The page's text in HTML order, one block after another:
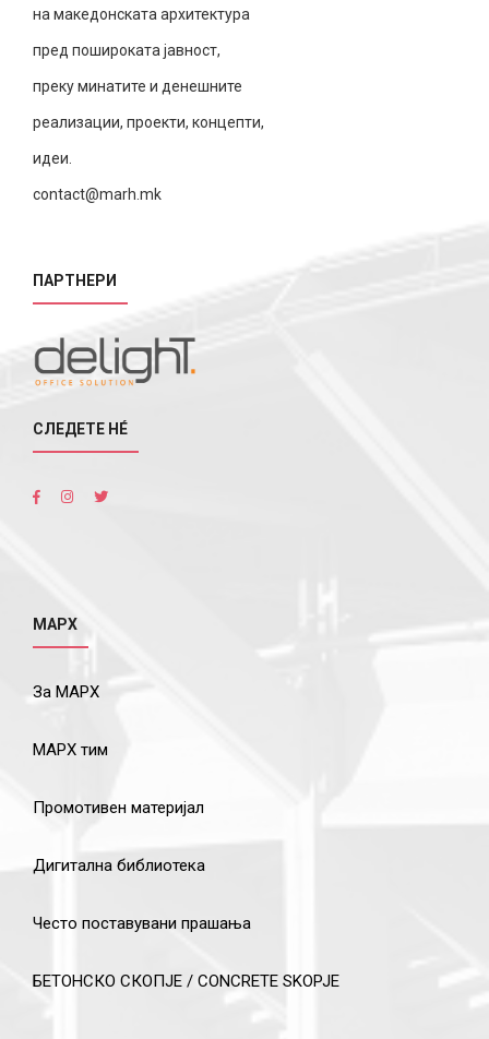
на македонската архитектура
пред пошироката јавност,
преку минатите и денешните
реализации, проекти, концепти,
идеи.
contact@marh.mk
ПАРТНЕРИ
СЛЕДЕТЕ НÉ
МАРХ
За МАРХ
МАРХ тим
Промотивен материјал
Дигитална библиотека
Често поставувани прашања
БЕТОНСКО СКОПЈЕ / CONCRETE SKOPJE